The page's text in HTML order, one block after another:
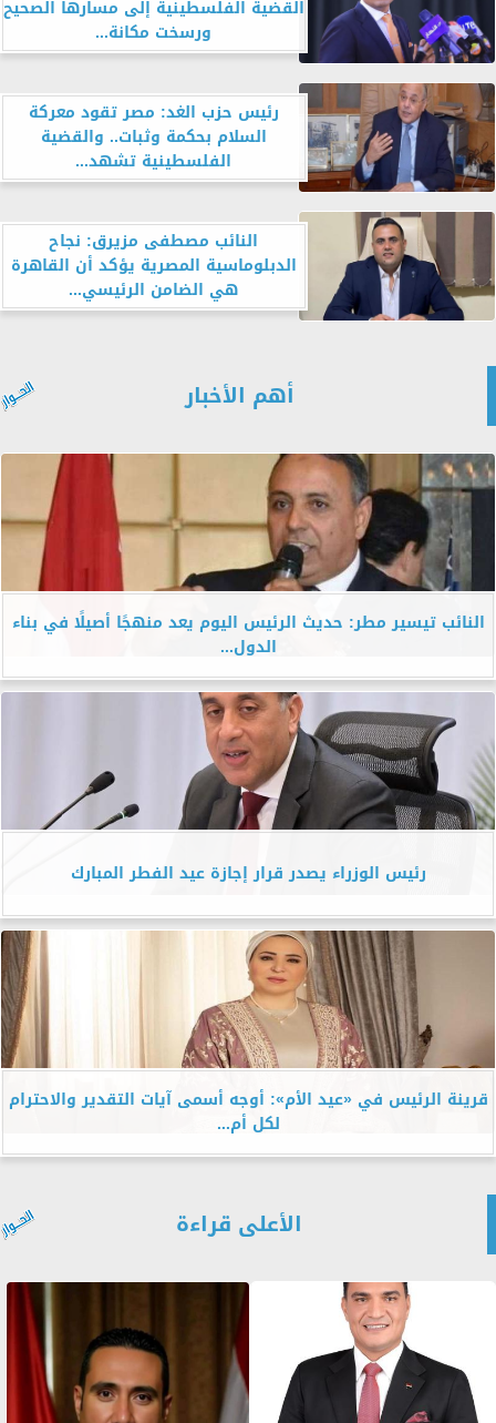
القضية الفلسطينية إلى مسارها الصحيح
ورسخت مكانة...
رئيس حزب الغد: مصر تقود معركة
السلام بحكمة وثبات.. والقضية
الفلسطينية تشهد...
النائب مصطفى مزيرق: نجاح
الدبلوماسية المصرية يؤكد أن القاهرة
هي الضامن الرئيسي...
أهم الأخبار
النائب تيسير مطر: حديث الرئيس اليوم يعد منهجًا أصيلًا في بناء
الدول...
رئيس الوزراء يصدر قرار إجازة عيد الفطر المبارك
قرينة الرئيس في «عيد الأم»: أوجه أسمى آيات التقدير والاحترام
لكل أم...
الأعلى قراءة